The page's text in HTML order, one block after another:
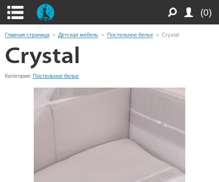
(0)
Главная страница > Детская мебель > Постельное белье > Crystal
Crystal
Категория: Постельное белье